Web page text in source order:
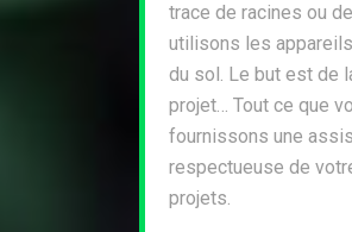
trace de racines ou
utilisons les
du sol. Le but est de
projet… Tout ce que
fournissons une
respectueuse de
projets.